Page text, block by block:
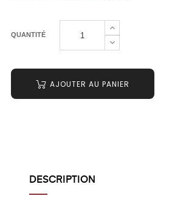
QUANTITÉ
AJOUTER AU PANIER
DESCRIPTION